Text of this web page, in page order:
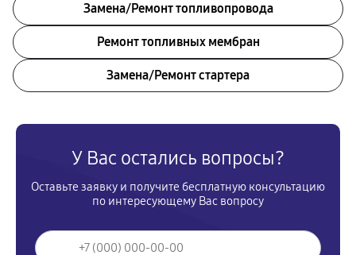
Замена/Pемонт топливопровода
Ремонт топливных мембран
Замена/Pемонт стартера
У Вас остались вопросы?
Оставьте заявку и получите бесплатную консультацию
по интересующему Вас вопросу